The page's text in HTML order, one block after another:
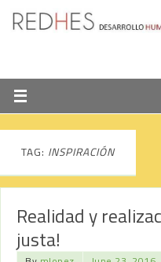
TAG: INSPIRACIÓN
Realidad y
justa!